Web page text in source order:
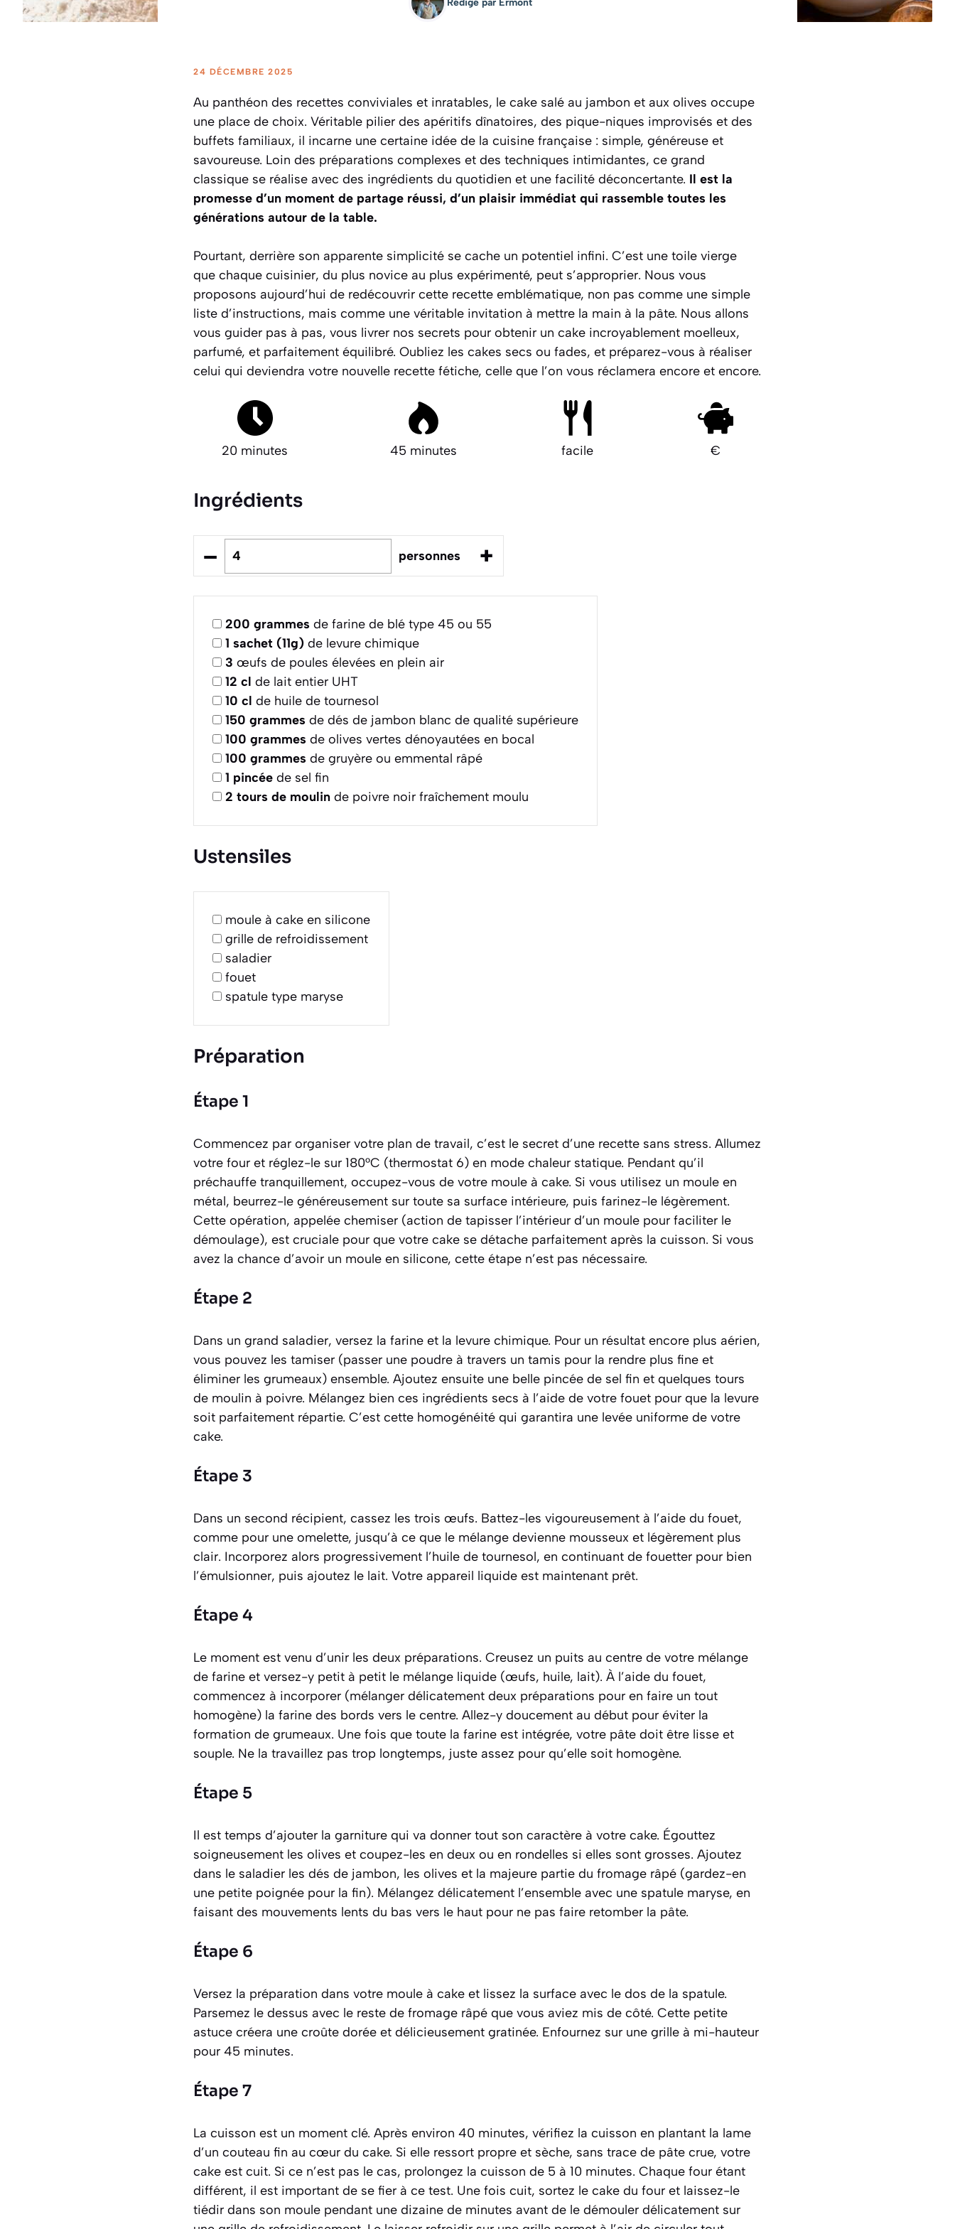
Rédigé par Ermont
24 DÉCEMBRE 2025
Au panthéon des recettes conviviales et inratables, le cake salé au jambon et aux olives occupe
une place de choix. Véritable pilier des apéritifs dînatoires, des pique-niques improvisés et des
buffets familiaux, il incarne une certaine idée de la cuisine française : simple, généreuse et
savoureuse. Loin des préparations complexes et des techniques intimidantes, ce grand
classique se réalise avec des ingrédients du quotidien et une facilité déconcertante. Il est la
promesse d’un moment de partage réussi, d’un plaisir immédiat qui rassemble toutes les
générations autour de la table.
Pourtant, derrière son apparente simplicité se cache un potentiel infini. C’est une toile vierge
que chaque cuisinier, du plus novice au plus expérimenté, peut s’approprier. Nous vous
proposons aujourd’hui de redécouvrir cette recette emblématique, non pas comme une simple
liste d’instructions, mais comme une véritable invitation à mettre la main à la pâte. Nous allons
vous guider pas à pas, vous livrer nos secrets pour obtenir un cake incroyablement moelleux,
parfumé, et parfaitement équilibré. Oubliez les cakes secs ou fades, et préparez-vous à réaliser
celui qui deviendra votre nouvelle recette fétiche, celle que l’on vous réclamera encore et encore.
20 minutes 45 minutes facile €
Ingrédients
– personnes +
200 grammes de farine de blé type 45 ou 55
1 sachet (11g) de levure chimique
3 œufs de poules élevées en plein air
12 cl de lait entier UHT
10 cl de huile de tournesol
150 grammes de dés de jambon blanc de qualité supérieure
100 grammes de olives vertes dénoyautées en bocal
100 grammes de gruyère ou emmental râpé
1 pincée de sel fin
2 tours de moulin de poivre noir fraîchement moulu
Ustensiles
moule à cake en silicone
grille de refroidissement
saladier
fouet
spatule type maryse
Préparation
Étape 1
Commencez par organiser votre plan de travail, c’est le secret d’une recette sans stress. Allumez
votre four et réglez-le sur 180°C (thermostat 6) en mode chaleur statique. Pendant qu’il
préchauffe tranquillement, occupez-vous de votre moule à cake. Si vous utilisez un moule en
métal, beurrez-le généreusement sur toute sa surface intérieure, puis farinez-le légèrement.
Cette opération, appelée chemiser (action de tapisser l’intérieur d’un moule pour faciliter le
démoulage), est cruciale pour que votre cake se détache parfaitement après la cuisson. Si vous
avez la chance d’avoir un moule en silicone, cette étape n’est pas nécessaire.
Étape 2
Dans un grand saladier, versez la farine et la levure chimique. Pour un résultat encore plus aérien,
vous pouvez les tamiser (passer une poudre à travers un tamis pour la rendre plus fine et
éliminer les grumeaux) ensemble. Ajoutez ensuite une belle pincée de sel fin et quelques tours
de moulin à poivre. Mélangez bien ces ingrédients secs à l’aide de votre fouet pour que la levure
soit parfaitement répartie. C’est cette homogénéité qui garantira une levée uniforme de votre
cake.
Étape 3
Dans un second récipient, cassez les trois œufs. Battez-les vigoureusement à l’aide du fouet,
comme pour une omelette, jusqu’à ce que le mélange devienne mousseux et légèrement plus
clair. Incorporez alors progressivement l’huile de tournesol, en continuant de fouetter pour bien
l’émulsionner, puis ajoutez le lait. Votre appareil liquide est maintenant prêt.
Étape 4
Le moment est venu d’unir les deux préparations. Creusez un puits au centre de votre mélange
de farine et versez-y petit à petit le mélange liquide (œufs, huile, lait). À l’aide du fouet,
commencez à incorporer (mélanger délicatement deux préparations pour en faire un tout
homogène) la farine des bords vers le centre. Allez-y doucement au début pour éviter la
formation de grumeaux. Une fois que toute la farine est intégrée, votre pâte doit être lisse et
souple. Ne la travaillez pas trop longtemps, juste assez pour qu’elle soit homogène.
Étape 5
Il est temps d’ajouter la garniture qui va donner tout son caractère à votre cake. Égouttez
soigneusement les olives et coupez-les en deux ou en rondelles si elles sont grosses. Ajoutez
dans le saladier les dés de jambon, les olives et la majeure partie du fromage râpé (gardez-en
une petite poignée pour la fin). Mélangez délicatement l’ensemble avec une spatule maryse, en
faisant des mouvements lents du bas vers le haut pour ne pas faire retomber la pâte.
Étape 6
Versez la préparation dans votre moule à cake et lissez la surface avec le dos de la spatule.
Parsemez le dessus avec le reste de fromage râpé que vous aviez mis de côté. Cette petite
astuce créera une croûte dorée et délicieusement gratinée. Enfournez sur une grille à mi-hauteur
pour 45 minutes.
Étape 7
La cuisson est un moment clé. Après environ 40 minutes, vérifiez la cuisson en plantant la lame
d’un couteau fin au cœur du cake. Si elle ressort propre et sèche, sans trace de pâte crue, votre
cake est cuit. Si ce n’est pas le cas, prolongez la cuisson de 5 à 10 minutes. Chaque four étant
différent, il est important de se fier à ce test. Une fois cuit, sortez le cake du four et laissez-le
tiédir dans son moule pendant une dizaine de minutes avant de le démouler délicatement sur